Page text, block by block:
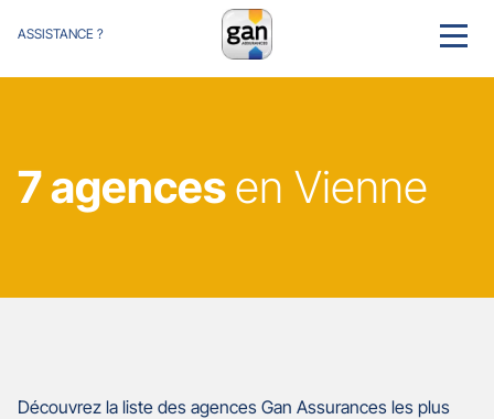
ASSISTANCE ? MENU
7 agencesen Vienne
Découvrez la liste des agences Gan Assurances les plus